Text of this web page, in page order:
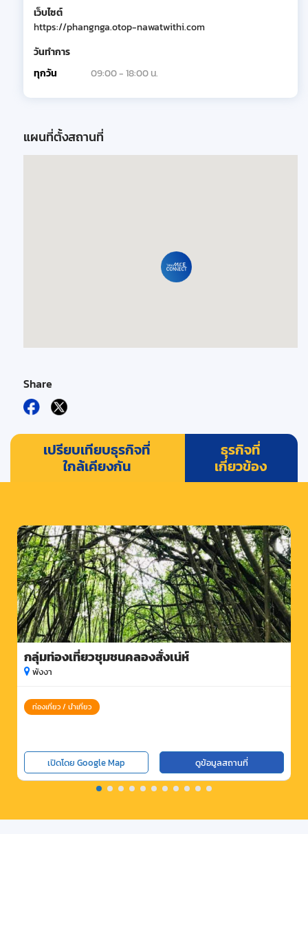
เว็บไซต์
https://phangnga.otop-nawatwithi.com
วันทำการ
ทุกวัน
09:00 - 18:00 น.
แผนที่ตั้งสถานที่
Share
เปรียบเทียบธุรกิจที่
ใกล้เคียงกัน
ธุรกิจที่
เกี่ยวข้อง
กลุ่มท่องเที่ยวชุมชนคลองสั่งเน่ห์
พังงา
ท่องเที่ยว / นำเที่ยว
เปิดโดย Google Map ดูข้อมูลสถานที่